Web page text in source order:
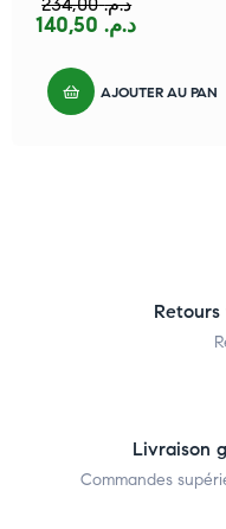
د.م.234,00
د.م.
AJOUTER AU
Livraison
Commandes